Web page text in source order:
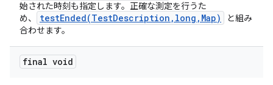
始された時刻も指定します。正確な測定を行うた
め、
testEnded(TestDescription,long,Map)
と組み
合わせます。
final void